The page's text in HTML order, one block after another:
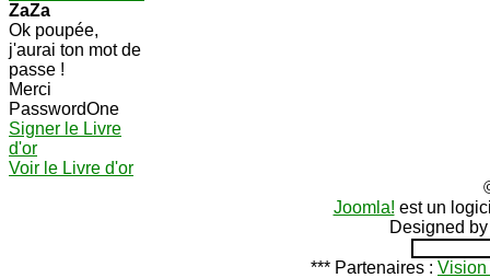
ZaZa
Ok poupée,
j'aurai ton mot de
passe !
Merci
PasswordOne
Signer le Livre
d'or
Voir le Livre d'or
Joomla! est un
Designed
*** Partenaires : Vision